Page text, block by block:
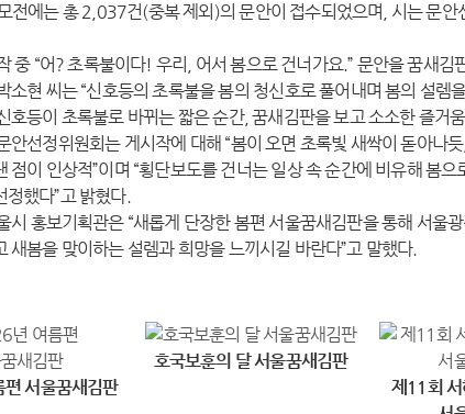
전에는 총 2,037건(중복 제외)의 문안이 접수되었으며, 시는 문
중 “어? 초록불이다! 우리, 어서 봄으로 건너가요.” 문안을 꿈새
소현 씨는 “신호등의 초록불을 봄의 청신호로 풀어내며 봄의 설렘
호등이 초록불로 바뀌는 짧은 순간, 꿈새김판을 보고 소소한 즐거
안선정위원회는 게시작에 대해 “봄이 오면 초록빛 새싹이 돋아나
점이 인상적”이며 “횡단보도를 건너는 일상 속 순간에 비유해 봄
정했다”고 밝혔다.
시 홍보기획관은 “새롭게 단장한 봄편 서울꿈새김판을 통해 서울
새봄을 맞이하는 설렘과 희망을 느끼시길 바란다”고 말했다.
서울꿈새김판
호국보훈의 달 서울꿈새김판
제11회 서